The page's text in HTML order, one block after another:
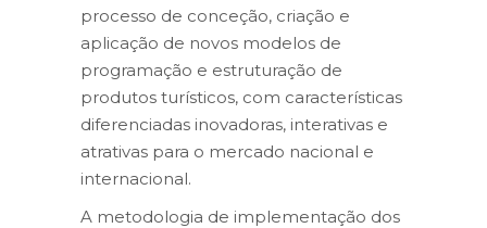
processo de conceção, criação e
aplicação de novos modelos de
programação e estruturação de
produtos turísticos, com características
diferenciadas inovadoras, interativas e
atrativas para o mercado nacional e
internacional.
A metodologia de implementação dos